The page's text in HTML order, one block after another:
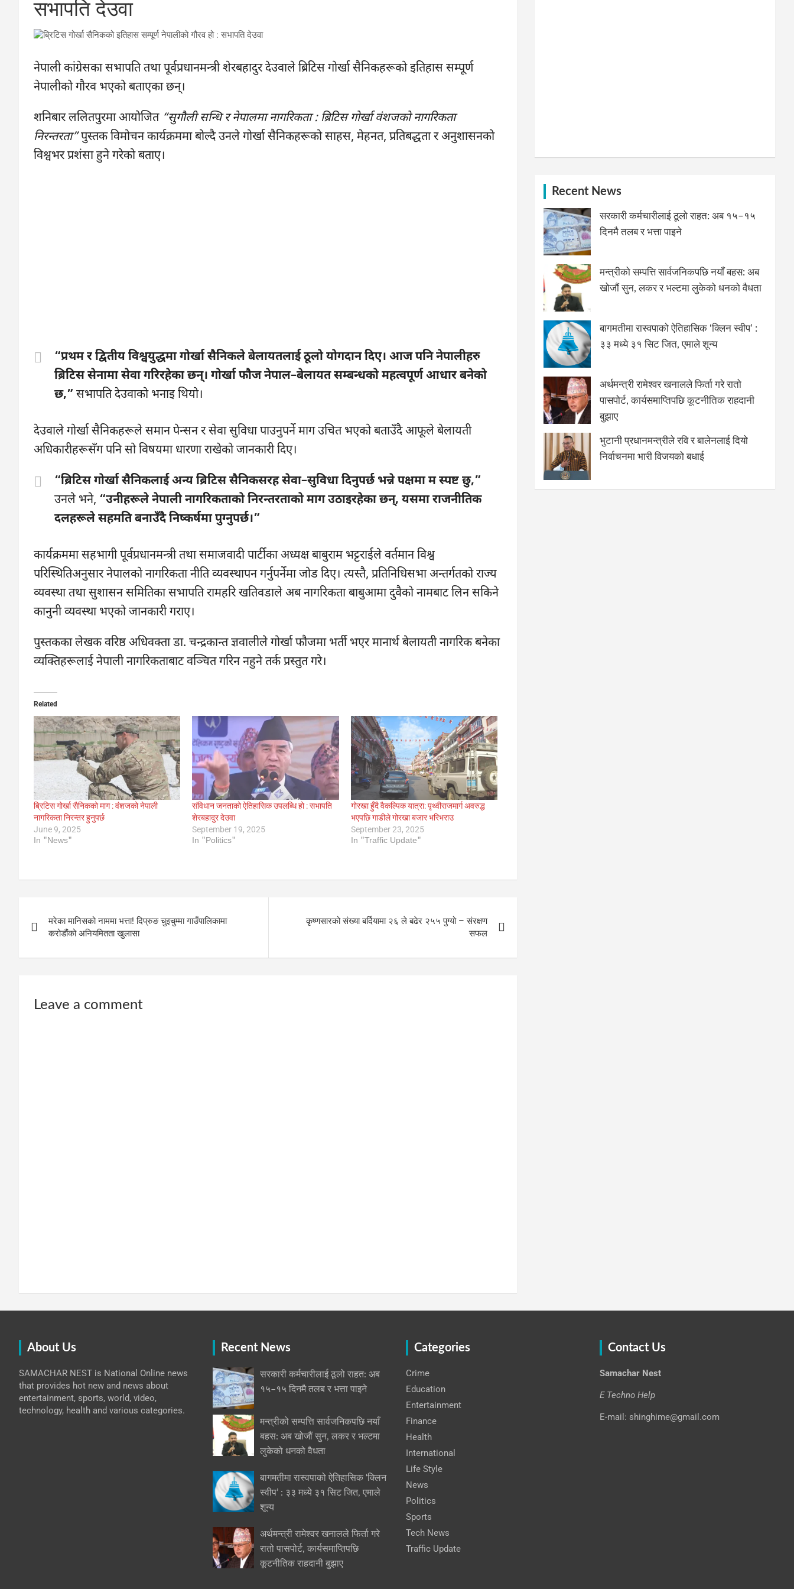
सभापति देउवा
नेपाली कांग्रेसका सभापति तथा पूर्वप्रधानमन्त्री शेरबहादुर देउवाले ब्रिटिस गोर्खा सैनिकहरूको इतिहास सम्पूर्ण
नेपालीको गौरव भएको बताएका छन्।
शनिबार ललितपुरमा आयोजित “सुगौली सन्धि र नेपालमा नागरिकता : ब्रिटिस गोर्खा वंशजको नागरिकता
निरन्तरता”पुस्तक विमोचन कार्यक्रममा बोल्दै उनले गोर्खा सैनिकहरूको साहस, मेहनत, प्रतिबद्धता र अनुशासनको
विश्वभर प्रशंसा हुने गरेको बताए।
“प्रथम र द्वितीय विश्वयुद्धमा गोर्खा सैनिकले बेलायतलाई ठूलो योगदान दिए। आज पनि नेपालीहरु
ब्रिटिस सेनामा सेवा गरिरहेका छन्। गोर्खा फौज नेपाल–बेलायत सम्बन्धको महत्वपूर्ण आधार बनेको
छ,” सभापति देउवाको भनाइ थियो।
देउवाले गोर्खा सैनिकहरूले समान पेन्सन र सेवा सुविधा पाउनुपर्ने माग उचित भएको बताउँदै आफूले बेलायती
अधिकारीहरूसँग पनि सो विषयमा धारणा राखेको जानकारी दिए।
“ब्रिटिस गोर्खा सैनिकलाई अन्य ब्रिटिस सैनिकसरह सेवा–सुविधा दिनुपर्छ भन्ने पक्षमा म स्पष्ट छु,”
उनले भने, “उनीहरूले नेपाली नागरिकताको निरन्तरताको माग उठाइरहेका छन्, यसमा राजनीतिक
दलहरूले सहमति बनाउँदै निष्कर्षमा पुग्नुपर्छ।”
कार्यक्रममा सहभागी पूर्वप्रधानमन्त्री तथा समाजवादी पार्टीका अध्यक्ष बाबुराम भट्टराईले वर्तमान विश्व
परिस्थितिअनुसार नेपालको नागरिकता नीति व्यवस्थापन गर्नुपर्नेमा जोड दिए। त्यस्तै, प्रतिनिधिसभा अन्तर्गतको राज्य
व्यवस्था तथा सुशासन समितिका सभापति रामहरि खतिवडाले अब नागरिकता बाबुआमा दुवैको नामबाट लिन सकिने
कानुनी व्यवस्था भएको जानकारी गराए।
पुस्तकका लेखक वरिष्ठ अधिवक्ता डा. चन्द्रकान्त ज्ञवालीले गोर्खा फौजमा भर्ती भएर मानार्थ बेलायती नागरिक बनेका
व्यक्तिहरूलाई नेपाली नागरिकताबाट वञ्चित गरिन नहुने तर्क प्रस्तुत गरे।
Related
ब्रिटिस गोर्खा सैनिकको माग : वंशजको नेपाली
नागरिकता निरन्तर हुनुपर्छ
June 9, 2025
In "News"
संविधान जनताको ऐतिहासिक उपलब्धि हो : सभापति
शेरबहादुर देउवा
September 19, 2025
In "Politics"
गोरखा हुँदै वैकल्पिक यात्रा: पृथ्वीराजमार्ग अवरुद्ध
भएपछि गाडीले गोरखा बजार भरिभराउ
September 23, 2025
In "Traffic Update"
navigation
मरेका मानिसको नाममा भत्ता! दिप्रुङ चुइचुम्मा गाउँपालिकामा
करोडौंको अनियमितता खुलासा
कृष्णसारको संख्या बर्दियामा २६ ले बढेर २५५ पुग्यो – संरक्षण
सफल
Leave a comment
Recent News
सरकारी कर्मचारीलाई ठूलो राहत: अब १५–१५
दिनमै तलब र भत्ता पाइने
मन्त्रीको सम्पत्ति सार्वजनिकपछि नयाँ बहस: अब
खोजौं सुन, लकर र भल्टमा लुकेको धनको वैधता
बागमतीमा रास्वपाको ऐतिहासिक ‘क्लिन स्वीप’ :
३३ मध्ये ३१ सिट जित, एमाले शून्य
अर्थमन्त्री रामेश्वर खनालले फिर्ता गरे रातो
पासपोर्ट, कार्यसमाप्तिपछि कूटनीतिक राहदानी
बुझाए
भुटानी प्रधानमन्त्रीले रवि र बालेनलाई दियो
निर्वाचनमा भारी विजयको बधाई
About Us
SAMACHAR NEST is National Online news
that provides hot new and news about
entertainment, sports, world, video,
technology, health and various categories.
Recent News
सरकारी कर्मचारीलाई ठूलो राहत: अब
१५–१५ दिनमै तलब र भत्ता पाइने
मन्त्रीको सम्पत्ति सार्वजनिकपछि नयाँ
बहस: अब खोजौं सुन, लकर र भल्टमा
लुकेको धनको वैधता
बागमतीमा रास्वपाको ऐतिहासिक ‘क्लिन
स्वीप’ : ३३ मध्ये ३१ सिट जित, एमाले
शून्य
अर्थमन्त्री रामेश्वर खनालले फिर्ता गरे
रातो पासपोर्ट, कार्यसमाप्तिपछि
कूटनीतिक राहदानी बुझाए
Categories
Crime
Education
Entertainment
Finance
Health
International
Life Style
News
Politics
Sports
Tech News
Traffic Update
Contact Us
Samachar Nest
E Techno Help
E-mail: shinghime@gmail.com